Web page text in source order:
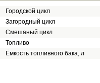
Городской цикл
Загородный цикл
Смешаный цикл
Топливо
Ёмкость топливного бака, л